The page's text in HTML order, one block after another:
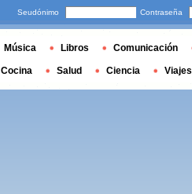
Seudónimo Contraseña
Música Libros Comunicación
Cocina Salud Ciencia Viajes